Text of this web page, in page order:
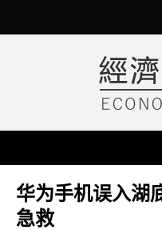
华为手机误入湖
急救